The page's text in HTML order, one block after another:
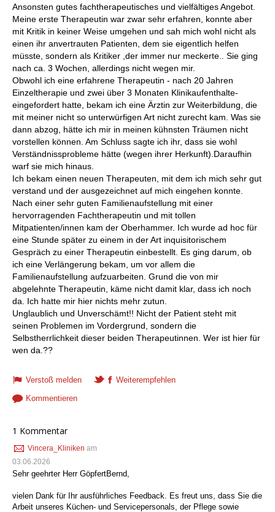
Ansonsten gutes fachtherapeutisches und vielfältiges Angebot.
Meine erste Therapeutin war zwar sehr erfahren, konnte aber
mit Kritik in keiner Weise umgehen und sah mich wohl nicht als
einen ihr anvertrauten Patienten, dem sie eigentlich helfen
müsste, sondern als Kritiker ,der immer nur meckerte.. Sie ging
nach ca. 3 Wochen, allerdings nicht wegen mir.
Obwohl ich eine erfahrene Therapeutin - nach 20 Jahren
Einzeltherapie und zwei über 3 Monaten Klinikaufenthalte-
eingefordert hatte, bekam ich eine Ärztin zur Weiterbildung, die
mit meiner nicht so unterwürfigen Art nicht zurecht kam. Was sie
dann abzog, hätte ich mir in meinen kühnsten Träumen nicht
vorstellen können. Am Schluss sagte ich ihr, dass sie wohl
Verständnissprobleme hätte (wegen ihrer Herkunft).Daraufhin
warf sie mich hinaus.
Ich bekam einen neuen Therapeuten, mit dem ich mich sehr gut
verstand und der ausgezeichnet auf mich eingehen konnte.
Nach einer sehr guten Familienaufstellung mit einer
hervorragenden Fachtherapeutin und mit tollen
Mitpatienten/innen kam der Oberhammer. Ich wurde ad hoc für
eine Stunde später zu einem in der Art inquisitorischem
Gespräch zu einer Therapeutin einbestellt. Es ging darum, ob
ich eine Verlängerung bekam, um vor allem die
Familienaufstellung aufzuarbeiten. Grund die von mir
abgelehnte Therapeutin, käme nicht damit klar, dass ich noch
da. Ich hatte mir hier nichts mehr zutun.
Unglaublich und Unverschämt!! Nicht der Patient steht mit
seinen Problemen im Vordergrund, sondern die
Selbstherrlichkeit dieser beiden Therapeutinnen. Wer ist hier für
wen da.??
Verstoß melden
Weiterempfehlen
Kommentieren
1 Kommentar
Vincera_Kliniken am
03.06.2026
Sehr geehrter Herr GöpfertBernd,
vielen Dank für Ihr ausführliches Feedback. Es freut uns, dass Sie die
Arbeit unseres Küchen- und Servicepersonals, der Pflege sowie